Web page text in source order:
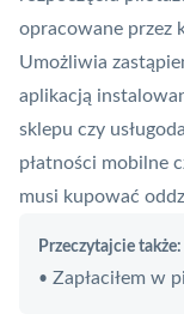
opracowane przez
Umożliwia
aplikacją
sklepu czy
płatności mobilne
musi kupować
Przeczytajcie także:
• Zapłaciłem w